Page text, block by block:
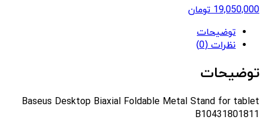
19,050,000 تومان
توضیحات
نظرات (0)
توضیحات
Baseus Desktop Biaxial Foldable Metal Stand for tablet
B10431801811